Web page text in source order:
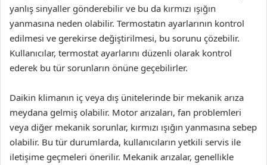
yanlış sinyaller gönderebilir ve bu da kırmızı ışığın
yanmasına neden olabilir. Termostatın ayarlarının kontrol
edilmesi ve gerekirse değiştirilmesi, bu sorunu çözebilir.
Kullanıcılar, termostat ayarlarını düzenli olarak kontrol
ederek bu tür sorunların önüne geçebilirler.
Daikin klimanın iç veya dış ünitelerinde bir mekanik arıza
meydana gelmiş olabilir. Motor arızaları, fan problemleri
veya diğer mekanik sorunlar, kırmızı ışığın yanmasına sebep
olabilir. Bu tür durumlarda, kullanıcıların yetkili servis ile
iletişime geçmeleri önerilir. Mekanik arızalar, genellikle